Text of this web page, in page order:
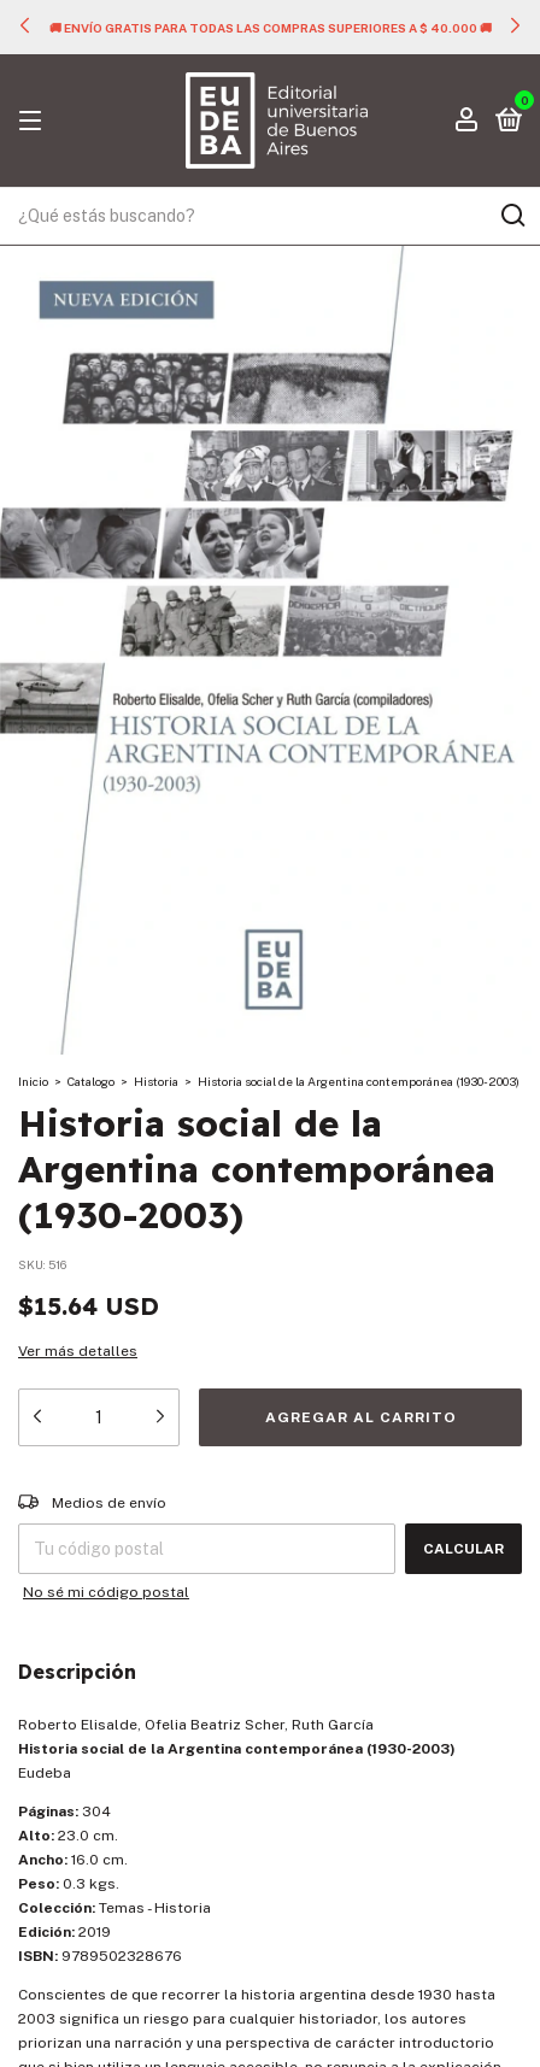
🚚 ENVÍO GRATIS PARA TODAS LAS COMPRAS SUPERIORES A $ 40.000 🚚
0
Inicio > Catalogo > Historia > Historia social de la Argentina contemporánea (1930-2003)
Historia social de la
Argentina contemporánea
(1930-2003)
SKU: 516
$15.64 USD
Ver más detalles
Entregas para el CP:
Medios de envío
CALCULAR
No sé mi código postal
Descripción
Roberto Elisalde, Ofelia Beatriz Scher, Ruth García
Historia social de la Argentina contemporánea (1930-2003)
Eudeba
Páginas: 304
Alto: 23.0 cm.
Ancho: 16.0 cm.
Peso: 0.3 kgs.
Colección: Temas - Historia
Edición: 2019
ISBN: 9789502328676
Conscientes de que recorrer la historia argentina desde 1930 hasta
2003 significa un riesgo para cualquier historiador, los autores
priorizan una narración y una perspectiva de carácter introductorio